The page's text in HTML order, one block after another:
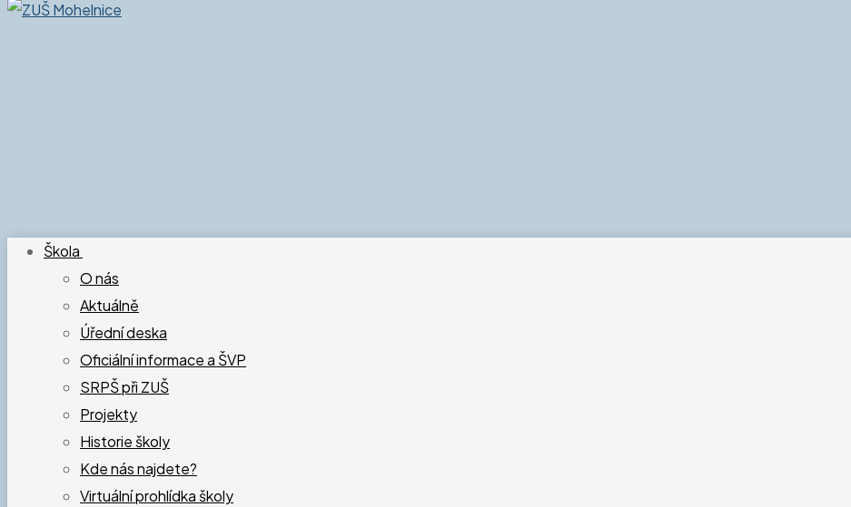
Škola
O nás
Aktuálně
Úřední deska
Oficiální informace a ŠVP
SRPŠ při ZUŠ
Projekty
Historie školy
Kde nás najdete?
Virtuální prohlídka školy